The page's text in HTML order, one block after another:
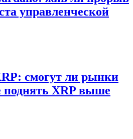
управленческой
смогут ли рынки
поднять XRP выше